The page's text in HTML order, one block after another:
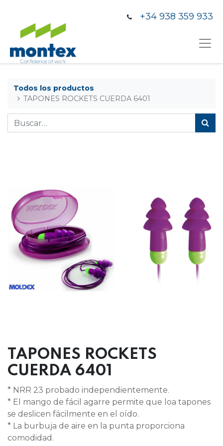
+34 938 359 933
Todos los productos
TAPONES ROCKETS CUERDA 6401
TAPONES ROCKETS
CUERDA 6401
* NRR 23 probado independientemente.
* El mango de fácil agarre permite que loa tapones
se deslicen fácilmente en el oído.
* La burbuja de aire en la punta proporciona
comodidad.